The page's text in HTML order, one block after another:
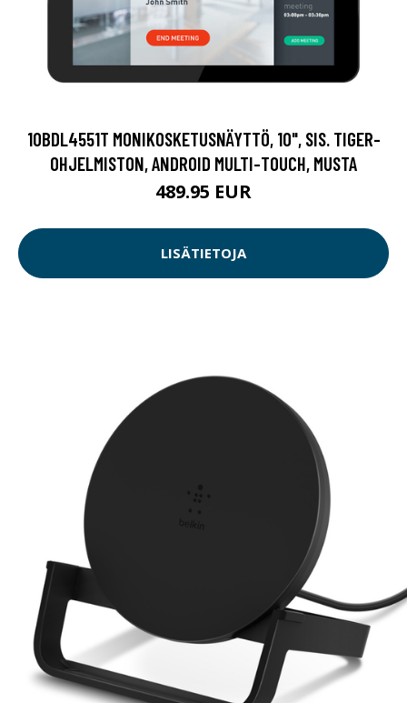
10BDL4551T MONIKOSKETUSNÄYTTÖ, 10", SIS. TIGER-
OHJELMISTON, ANDROID MULTI-TOUCH, MUSTA
489.95 EUR
LISÄTIETOJA